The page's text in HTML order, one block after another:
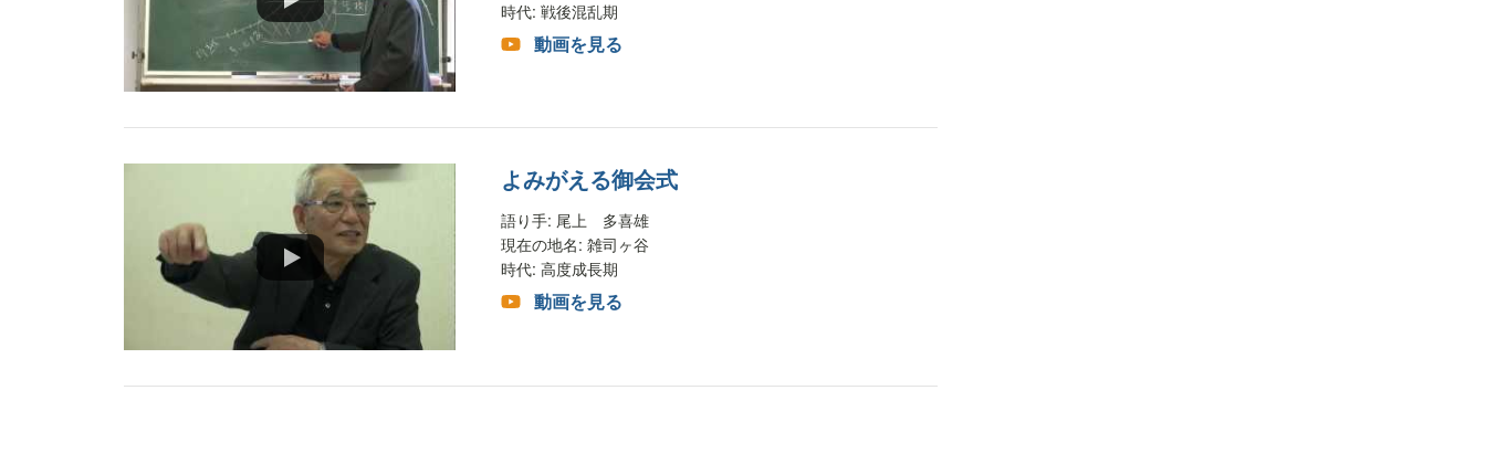
時代: 戦後混乱期
動画を見る
よみがえる御会式
語り手: 尾上 多喜雄
現在の地名: 雑司ヶ谷
時代: 高度成長期
動画を見る